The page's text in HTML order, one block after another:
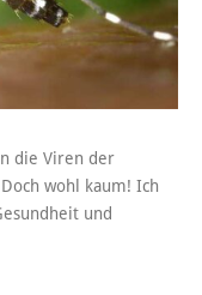
die Viren der
wohl kaum! Ich
und